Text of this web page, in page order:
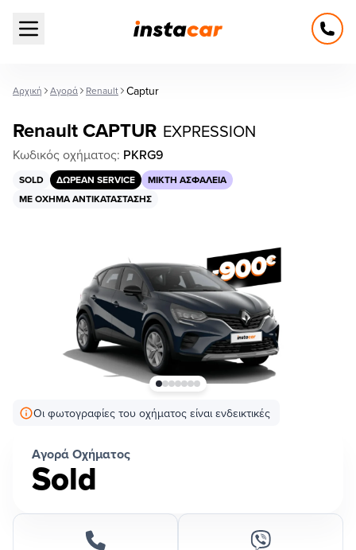
Open main menu
Αρχική Αγορά Renault Captur
Renault CAPTUR EXPRESSION
Κωδικός οχήματος: PKRG9
SOLD ΔΩΡΕΆΝ SERVICE
ΜΙΚΤΉ ΑΣΦΆΛΕΙΑ
ΜΕ ΌΧΗΜΑ ΑΝΤΙΚΑΤΆΣΤΑΣΗΣ
Οι φωτογραφίες του οχήματος είναι ενδεικτικές
Αγορά Οχήματος
Sold